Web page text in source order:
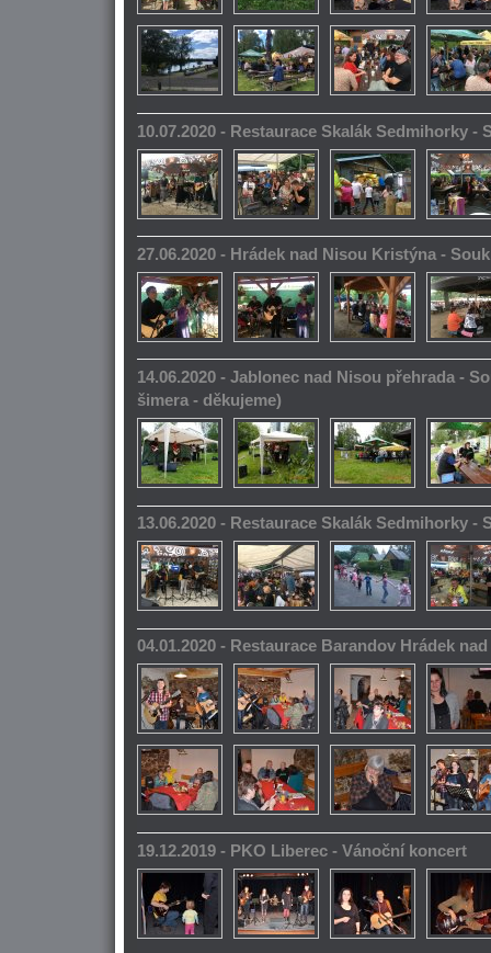
10.07.2020 - Restaurace Skalák Sedmihorky -
27.06.2020 - Hrádek nad Nisou Kristýna -
14.06.2020 - Jablonec nad Nisou přehrada -
šimera - děkujeme)
13.06.2020 - Restaurace Skalák Sedmihorky -
04.01.2020 - Restaurace Barandov Hrádek
19.12.2019 - PKO Liberec - Vánoční koncert